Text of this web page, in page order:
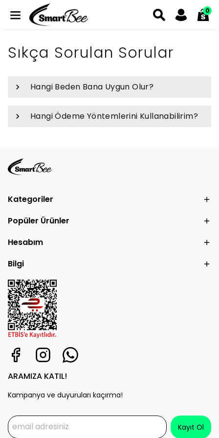
0
Sıkça Sorulan Sorular
Hangi Beden Bana Uygun Olur?
Hangi Ödeme Yöntemlerini Kullanabilirim?
Kategoriler
Popüler Ürünler
Hesabım
Bilgi
ARAMIZA KATIL!
Kampanya ve duyuruları kaçırma!
Kayıt Ol